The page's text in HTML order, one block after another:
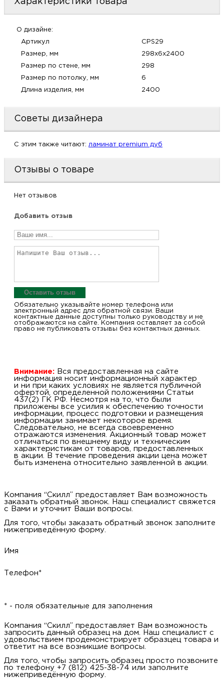
Характеристики товара
О дизайне:
Артикул CPS29
Размер, мм 298х6х2400
Размер по стене, мм 298
Размер по потолку, мм 6
Длина изделия, мм 2400
Советы дизайнера
C этим также читают: ламинат premium дуб
Отзывы о товаре
Нет отзывов
Добавить отзыв
Оставить отзыв
Обязательно указывайте номер телефона или
электронный адрес для обратной связи. Ваши
контактные данные доступны только руководству и не
отображаются на сайте. Компания оставляет за собой
право не публиковать отзывы без контактных данных.
Внимание: Вся предоставленная на сайте
информация носит информационный характер
и ни при каких условиях не является публичной
офертой, определенной положениями Статьи
437(2) ГК РФ. Несмотря на то, что были
приложены все усилия к обеспечению точности
информации, процесс подготовки и размещения
информации занимает некоторое время.
Следовательно, не всегда своевременно
отражаются изменения. Акционный товар может
отличаться по внешнему виду и техническим
характеристикам от товаров, предоставленных
в акции. В течение проведения акции цена может
быть изменена относительно заявленной в акции.
Компания “Скилл” предоставляет Вам возможность
заказать обратный звонок. Наш специалист свяжется
с Вами и уточнит Ваши вопросы.
Для того, чтобы заказать обратный звонок заполните
нижеприведённую форму.
Имя
Телефон*
* - поля обязательные для заполнения
Компания “Скилл” предоставляет Вам возможность
запросить данный образец на дом. Наш специалист с
удовольствием продемонстрирует образцец товара и
ответит на все возникшие вопросы.
Для того, чтобы запросить образец просто позвоните
по телефону +7 (812) 425-38-74 или заполните
нижеприведённую форму.